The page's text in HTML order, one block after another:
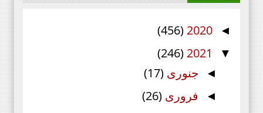
◄
2020
(456)
▼
2021
(246)
◄ جنوری (17)
◄ فروری (26)